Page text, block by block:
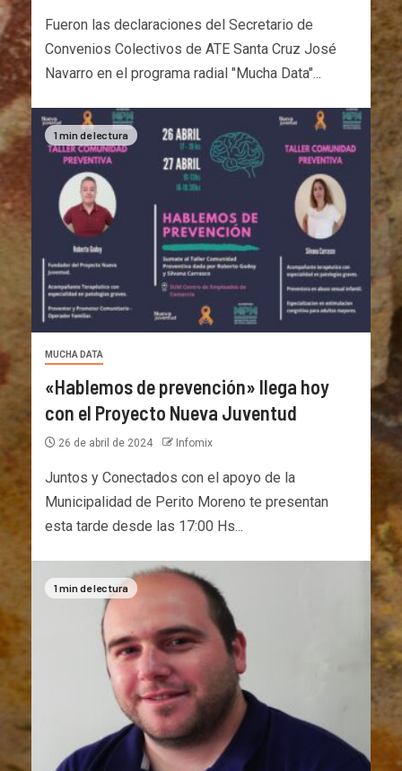
Fueron las declaraciones del Secretario de
Convenios Colectivos de ATE Santa Cruz José
Navarro en el programa radial "Mucha Data"...
1 min de lectura
MUCHA DATA
«Hablemos de prevención» llega hoy
con el Proyecto Nueva Juventud
26 de abril de 2024 Infomix
Juntos y Conectados con el apoyo de la
Municipalidad de Perito Moreno te presentan
esta tarde desde las 17:00 Hs...
1 min de lectura